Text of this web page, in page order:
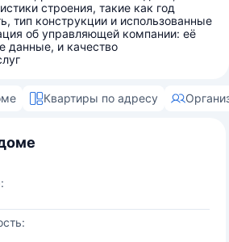
строения, такие как год
тип конструкции и использованные
об управляющей компании: её
данные, и качество
Квартиры по адресу